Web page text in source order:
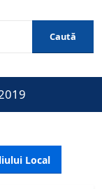
Caută
Local